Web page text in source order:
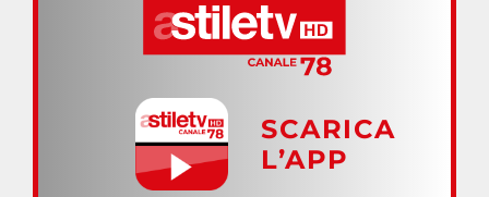
SCARICA
L’APP